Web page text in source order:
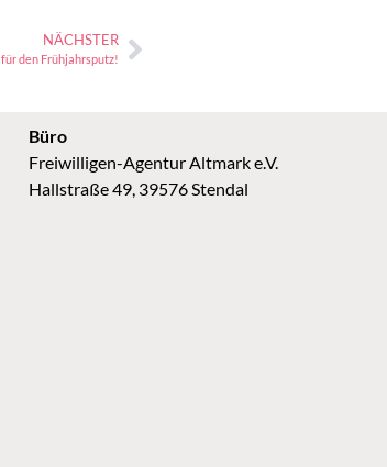
NÄCHSTER
den Frühjahrsputz!
Büro
Freiwilligen-Agentur Altmark e.V.
Hallstraße 49, 39576 Stendal